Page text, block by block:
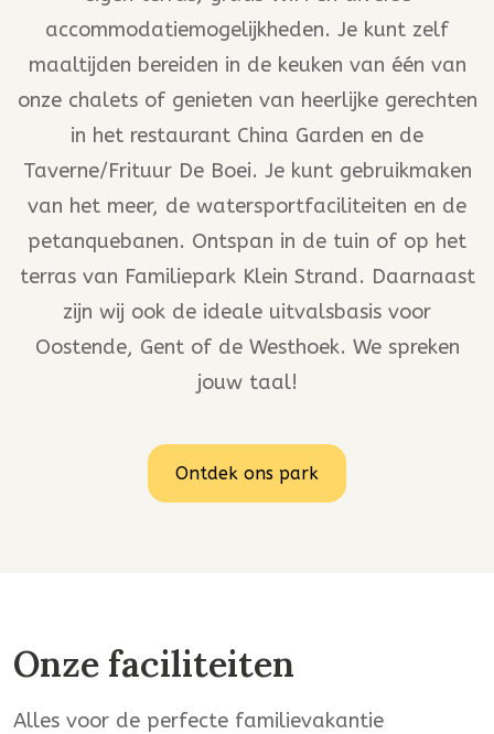
accommodatiemogelijkheden. Je kunt zelf
maaltijden bereiden in de keuken van één van
onze chalets of genieten van heerlijke gerechten
in het restaurant China Garden en de
Taverne/Frituur De Boei. Je kunt gebruikmaken
van het meer, de watersportfaciliteiten en de
petanquebanen. Ontspan in de tuin of op het
terras van Familiepark Klein Strand. Daarnaast
zijn wij ook de ideale uitvalsbasis voor
Oostende, Gent of de Westhoek. We spreken
jouw taal!
Ontdek ons park
Onze faciliteiten
Alles voor de perfecte familievakantie